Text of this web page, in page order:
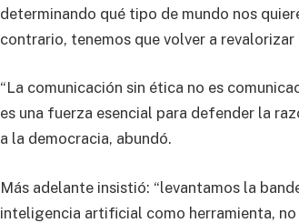
determinando qué tipo de mundo nos
contrario, tenemos que volver a revalorizar
“La comunicación sin ética no es
es una fuerza esencial para defender la
a la democracia, abundó.
Más adelante insistió: “levantamos la
inteligencia artificial como herramienta,